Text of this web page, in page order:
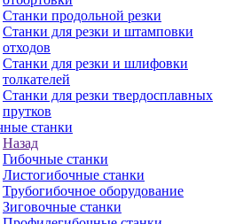
Станки продольной резки
Станки для резки и штамповки
отходов
Станки для резки и шлифовки
толкателей
Станки для резки твердосплавных
прутков
станки
Назад
Гибочные станки
Листогибочные станки
Трубогибочное оборудование
Зиговочные станки